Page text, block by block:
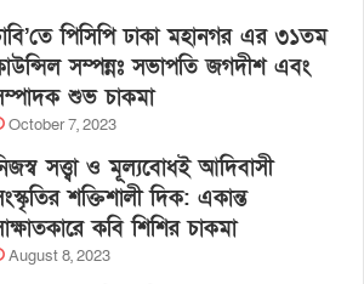
পিসিপি ঢাকা মহানগর এর ৩১তম
সম্পন্নঃ সভাপতি জগদীশ এবং
শুভ চাকমা
October 7, 2023
সত্ত্বা ও মূল্যবোধই আদিবাসী
শক্তিশালী দিক: একান্ত
কবি শিশির চাকমা
August 8, 2023